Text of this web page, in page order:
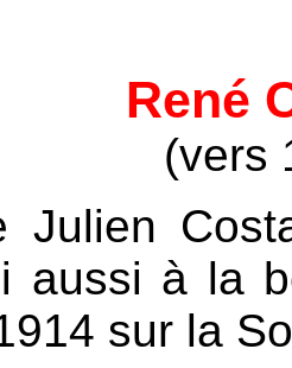
René
(vers
Julien
aussi à la
sur la